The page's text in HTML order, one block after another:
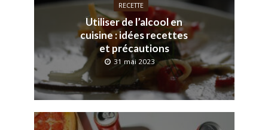
RECETTE
Utiliser de l’alcool en
cuisine : idées recettes
et précautions
31 mai 2023